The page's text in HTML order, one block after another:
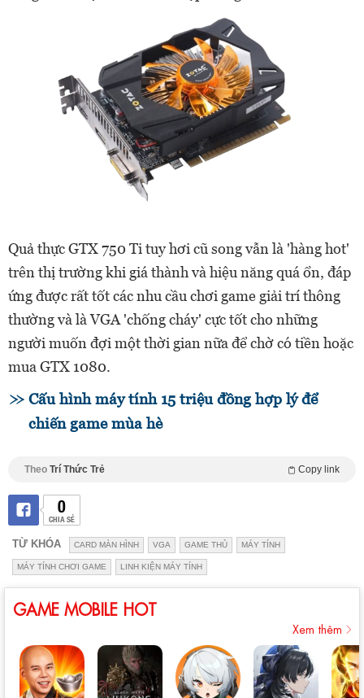
Quả thực GTX 750 Ti tuy hơi cũ song vẫn là 'hàng hot'
trên thị trường khi giá thành và hiệu năng quá ổn, đáp
ứng được rất tốt các nhu cầu chơi game giải trí thông
thường và là VGA 'chống cháy' cực tốt cho những
người muốn đợi một thời gian nữa để chờ có tiền hoặc
mua GTX 1080.
Cấu hình máy tính 15 triệu đồng hợp lý để
chiến game mùa hè
Theo Trí Thức Trẻ Copy link
0
CHIA SẺ
TỪ KHÓA CARD MÀN HÌNH VGA GAME THỦ MÁY TÍNH
MÁY TÍNH CHƠI GAME LINH KIỆN MÁY TÍNH
GAME MOBILE HOT
Xem thêm